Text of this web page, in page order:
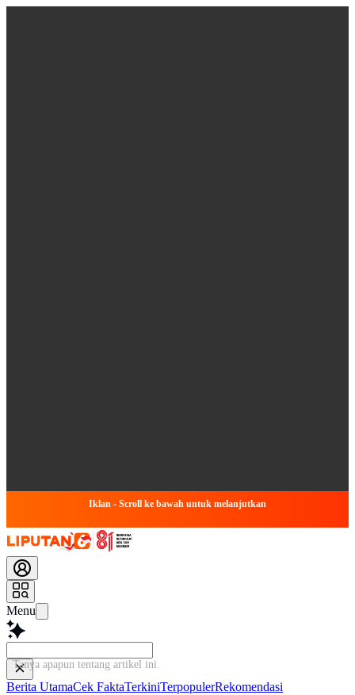
Iklan - Scroll ke bawah untuk melanjutkan
Menu
Tanya apapun tentang
Berita UtamaCek FaktaTerkiniTerpopulerRekomendasi